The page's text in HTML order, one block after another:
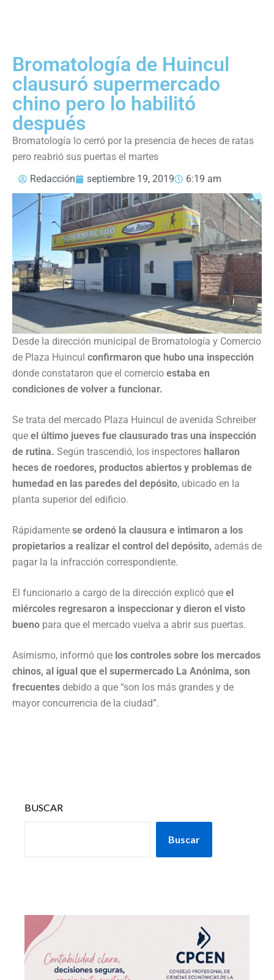
Bromatología de Huincul
clausuró supermercado
chino pero lo habilitó
después
Bromatología lo cerró por la presencia de heces de ratas
pero reabrió sus puertas el martes
Redacción
septiembre 19, 2019 6:19 am
Desde la dirección municipal de Bromatología y Comercio
de Plaza Huincul confirmaron que hubo una inspección
donde constataron que el comercio estaba en
condiciones de volver a funcionar.
Se trata del mercado Plaza Huincul de avenida Schreiber
que el último jueves fue clausurado tras una inspección
de rutina. Según trascendió, los inspectores hallaron
heces de roedores, productos abiertos y problemas de
humedad en las paredes del depósito, ubicado en la
planta superior del edificio.
Rápidamente se ordenó la clausura e intimaron a los
propietarios a realizar el control del depósito, además de
pagar la la infracción correspondiente.
El funcionario a cargo de la dirección explicó que el
miércoles regresaron a inspeccionar y dieron el visto
bueno para que el mercado vuelva a abrir sus puertas.
Asimismo, informó que los controles sobre los mercados
chinos, al igual que el supermercado La Anónima, son
frecuentes debido a que “son los más grandes y de
mayor concurrencia de la ciudad”.
BUSCAR
Buscar